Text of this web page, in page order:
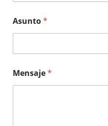
Asunto*
Mensaje*